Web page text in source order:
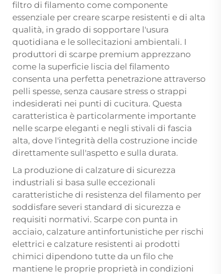
filtro di filamento come componente
essenziale per creare scarpe resistenti e di alta
qualità, in grado di sopportare l'usura
quotidiana e le sollecitazioni ambientali. I
produttori di scarpe premium apprezzano
come la superficie liscia del filamento
consenta una perfetta penetrazione attraverso
pelli spesse, senza causare stress o strappi
indesiderati nei punti di cucitura. Questa
caratteristica è particolarmente importante
nelle scarpe eleganti e negli stivali di fascia
alta, dove l'integrità della costruzione incide
direttamente sull'aspetto e sulla durata.
La produzione di calzature di sicurezza
industriali si basa sulle eccezionali
caratteristiche di resistenza del filamento per
soddisfare severi standard di sicurezza e
requisiti normativi. Scarpe con punta in
acciaio, calzature antinfortunistiche per rischi
elettrici e calzature resistenti ai prodotti
chimici dipendono tutte da un filo che
mantiene le proprie proprietà in condizioni